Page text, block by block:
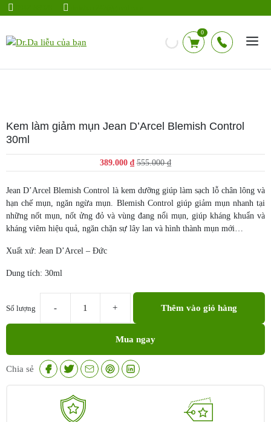
Chuyển
dung
0
Kem làm giảm mụn Jean D’Arcel Blemish Control
30ml
555.000₫
Giá
gốc
là:
555.000 ₫.
389.000₫ Giá
hiện
tại
là:
389.000 ₫.
Jean D’Arcel Blemish Control là kem dưỡng giúp làm sạch lỗ chân lông và
hạn chế mụn, ngăn ngừa mụn. Blemish Control giúp giảm mụn nhanh tại
những nốt mụn, nốt ửng đỏ và vùng đang nổi mụn, giúp kháng khuẩn và
kháng viêm hiệu quả, ngăn chặn sự lây lan và hình thành mụn mới…
Xuất xứ: Jean D’Arcel – Đức
Dung tích: 30ml
Số lượng
giảm
mụn
Jean
D'Arcel
Thêm vào giỏ hàng
Mua ngay
Chia sẻ